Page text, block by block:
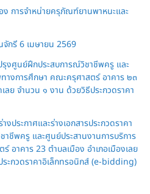
ง การจำหน่ายครุภัณฑ์ยานพาหนะและ
จักรี 6 เมษายน 2569
รุงศูนย์ฝึกประสบการณ์วิชาชีพครู และ
างการศึกษา คณะครุศาสตร์ อาคาร ๒๓
ลย จำนวน ๑ งาน ด้วยวิธีประกวดราคา
ประกาศและร่างเอกสารประกวดราคา
ชีพครู และศูนย์ประสานงานการบริการ
อาคาร 23 ตำบลเมือง อำเภอเมืองเลย
ะกวดราคาอิเล็กทรอนิกส์ (e-bidding)